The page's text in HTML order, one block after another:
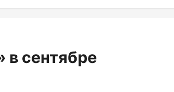
в сентябре